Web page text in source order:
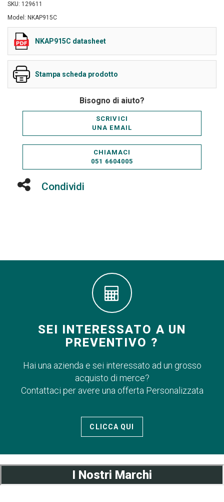
SKU: 129611
Model: NKAP915C
NKAP915C datasheet
Stampa scheda prodotto
Bisogno di aiuto?
SCRIVICI
UNA EMAIL
CHIAMACI
051 6604005
Condividi
SEI INTERESSATO A UN
PREVENTIVO ?
Hai una azienda e sei interessato ad un grosso
acquisto di merce?
Contattaci per avere una offerta Personalizzata
CLICCA QUI
I Nostri Marchi